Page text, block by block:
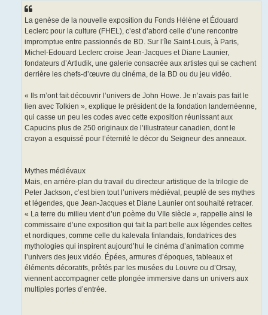
La genèse de la nouvelle exposition du Fonds Hélène et Édouard
Leclerc pour la culture (FHEL), c’est d’abord celle d’une rencontre
impromptue entre passionnés de BD. Sur l’île Saint-Louis, à Paris,
Michel-Edouard Leclerc croise Jean-Jacques et Diane Launier,
fondateurs d’Artludik, une galerie consacrée aux artistes qui se cachent
derrière les chefs-d’œuvre du cinéma, de la BD ou du jeu vidéo.
« Ils m’ont fait découvrir l’univers de John Howe. Je n’avais pas fait le
lien avec Tolkien », explique le président de la fondation landernéenne,
qui casse un peu les codes avec cette exposition réunissant aux
Capucins plus de 250 originaux de l’illustrateur canadien, dont le
crayon a esquissé pour l’éternité le décor du Seigneur des anneaux.
Mythes médiévaux
Mais, en arrière-plan du travail du directeur artistique de la trilogie de
Peter Jackson, c’est bien tout l’univers médiéval, peuplé de ses mythes
et légendes, que Jean-Jacques et Diane Launier ont souhaité retracer.
« La terre du milieu vient d’un poème du VIIe siècle », rappelle ainsi le
commissaire d’une exposition qui fait la part belle aux légendes celtes
et nordiques, comme celle du kalevala finlandais, fondatrices des
mythologies qui inspirent aujourd’hui le cinéma d’animation comme
l’univers des jeux vidéo. Épées, armures d’époques, tableaux et
éléments décoratifs, prêtés par les musées du Louvre ou d’Orsay,
viennent accompagner cette plongée immersive dans un univers aux
multiples portes d’entrée.